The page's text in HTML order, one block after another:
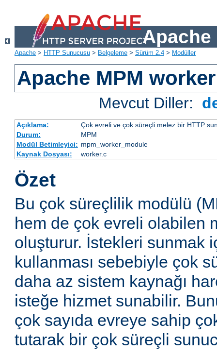
Apache
Apache > HTTP Sunucusu > Belgeleme > Sürüm 2.4 > Modüller
Apache MPM worker
Mevcut Diller:
Açıklama:
Çok evreli ve çok süreçli melez bir HTTP
Durum:
MPM
Modül Betimleyici: mpm_worker_module
Kaynak Dosyası:
worker.c
Özet
Bu çok süreçlilik modülü
hem de çok evreli olabilen
oluşturur. İstekleri sunmak
kullanması sebebiyle çok
daha az sistem kaynağı
isteğe hizmet sunabilir.
çok sayıda evreye sahip
tutarak bir çok süreçli